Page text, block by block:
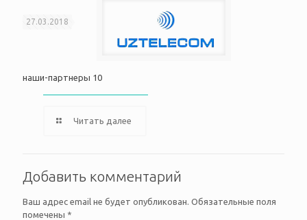
27.03.2018
наши-партнеры 10
Читать далее
Добавить комментарий
Ваш адрес email не будет опубликован. Обязательные поля
помечены *